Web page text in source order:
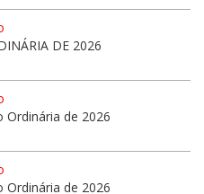
DE 2026
Ordinária de 2026
Ordinária de 2026